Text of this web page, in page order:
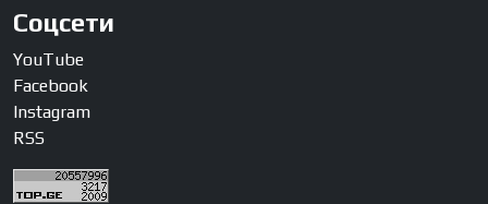
Соцсети
YouTube
Facebook
Instagram
RSS